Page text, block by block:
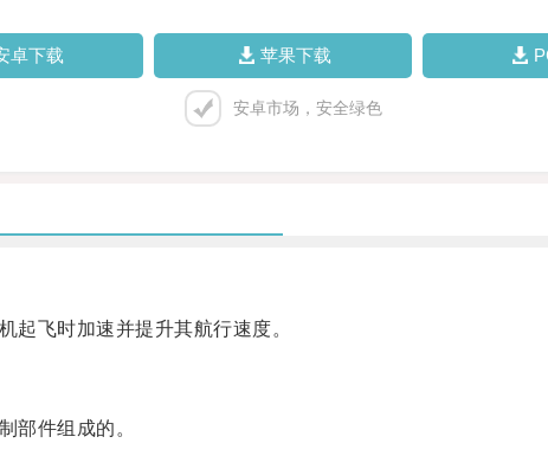
卓下载 苹果下载
安卓市场，安全绿色
飞时加速并提升其航行速度。
件组成的。